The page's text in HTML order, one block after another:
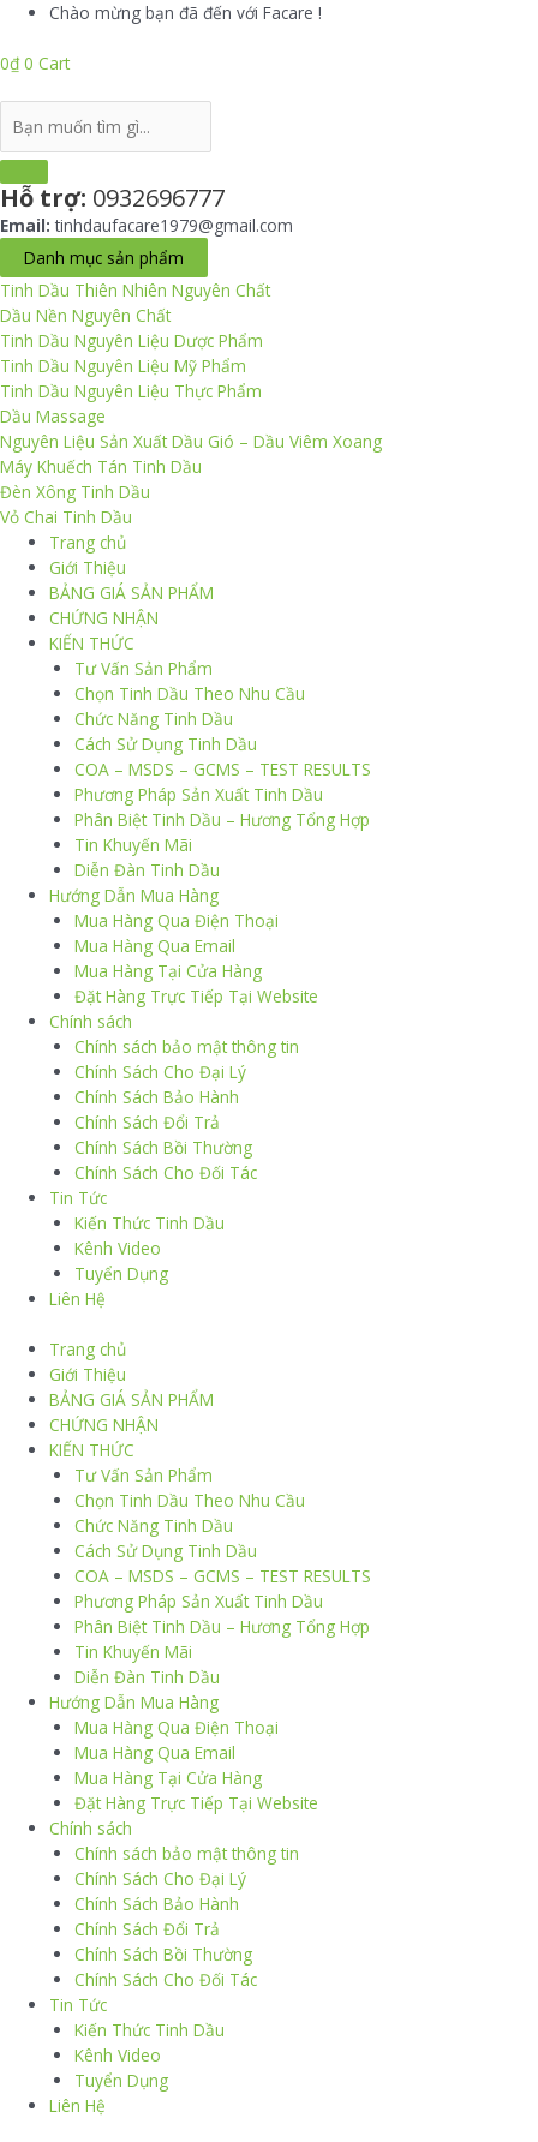
Skip
content
Chào mừng bạn đã đến với Facare !
0₫ 0 Cart
Hỗ trợ: 0932696777
Email: tinhdaufacare1979@gmail.com
Danh mục sản phẩm
Tinh Dầu Thiên Nhiên Nguyên Chất
Dầu Nền Nguyên Chất
Tinh Dầu Nguyên Liệu Dược Phẩm
Tinh Dầu Nguyên Liệu Mỹ Phẩm
Tinh Dầu Nguyên Liệu Thực Phẩm
Dầu Massage
Nguyên Liệu Sản Xuất Dầu Gió – Dầu Viêm Xoang
Máy Khuếch Tán Tinh Dầu
Đèn Xông Tinh Dầu
Vỏ Chai Tinh Dầu
Trang chủ
Giới Thiệu
BẢNG GIÁ SẢN PHẨM
CHỨNG NHẬN
KIẾN THỨC
Tư Vấn Sản Phẩm
Chọn Tinh Dầu Theo Nhu Cầu
Chức Năng Tinh Dầu
Cách Sử Dụng Tinh Dầu
COA – MSDS – GCMS – TEST RESULTS
Phương Pháp Sản Xuất Tinh Dầu
Phân Biệt Tinh Dầu – Hương Tổng Hợp
Tin Khuyến Mãi
Diễn Đàn Tinh Dầu
Hướng Dẫn Mua Hàng
Mua Hàng Qua Điện Thoại
Mua Hàng Qua Email
Mua Hàng Tại Cửa Hàng
Đặt Hàng Trực Tiếp Tại Website
Chính sách
Chính sách bảo mật thông tin
Chính Sách Cho Đại Lý
Chính Sách Bảo Hành
Chính Sách Đổi Trả
Chính Sách Bồi Thường
Chính Sách Cho Đối Tác
Tin Tức
Kiến Thức Tinh Dầu
Kênh Video
Tuyển Dụng
Liên Hệ
Trang chủ
Giới Thiệu
BẢNG GIÁ SẢN PHẨM
CHỨNG NHẬN
KIẾN THỨC
Tư Vấn Sản Phẩm
Chọn Tinh Dầu Theo Nhu Cầu
Chức Năng Tinh Dầu
Cách Sử Dụng Tinh Dầu
COA – MSDS – GCMS – TEST RESULTS
Phương Pháp Sản Xuất Tinh Dầu
Phân Biệt Tinh Dầu – Hương Tổng Hợp
Tin Khuyến Mãi
Diễn Đàn Tinh Dầu
Hướng Dẫn Mua Hàng
Mua Hàng Qua Điện Thoại
Mua Hàng Qua Email
Mua Hàng Tại Cửa Hàng
Đặt Hàng Trực Tiếp Tại Website
Chính sách
Chính sách bảo mật thông tin
Chính Sách Cho Đại Lý
Chính Sách Bảo Hành
Chính Sách Đổi Trả
Chính Sách Bồi Thường
Chính Sách Cho Đối Tác
Tin Tức
Kiến Thức Tinh Dầu
Kênh Video
Tuyển Dụng
Liên Hệ